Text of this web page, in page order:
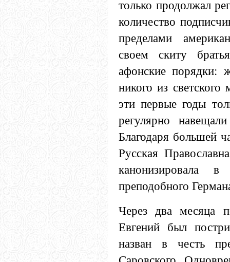
только продолжал
количество
пределами
своем скиту
афонские порядки:
никого из
эти первые годы
регулярно
Благодаря большей
Русская
канонизировала
преподобного
Через два месяца
Евгений был
назван в честь